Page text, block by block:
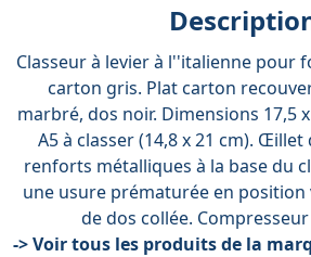
Classeur à levier à l''italienne pour
carton gris. Plat carton
marbré, dos noir. Dimensions 17,5
A5 à classer (14,8 x 21 cm).
renforts métalliques à la base du
une usure prématurée en
de dos collée.
-> Voir tous les produits de la